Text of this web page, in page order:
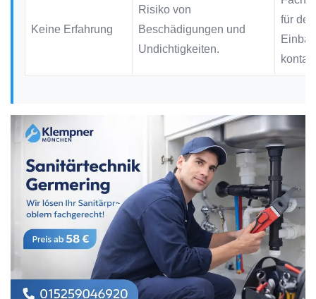
Keine Erfahrung
Risiko von
Beschädigungen und
Undichtigkeiten.
für den
Einbau